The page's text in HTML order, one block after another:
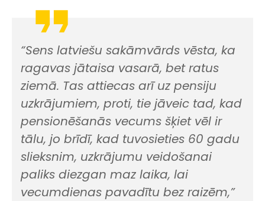
“Sens latviešu sakāmvārds vēsta, ka
ragavas jātaisa vasarā, bet ratus
ziemā. Tas attiecas arī uz pensiju
uzkrājumiem, proti, tie jāveic tad, kad
pensionēšanās vecums šķiet vēl ir
tālu, jo brīdī, kad tuvosieties 60 gadu
slieksnim, uzkrājumu veidošanai
paliks diezgan maz laika, lai
vecumdienas pavadītu bez raizēm,”